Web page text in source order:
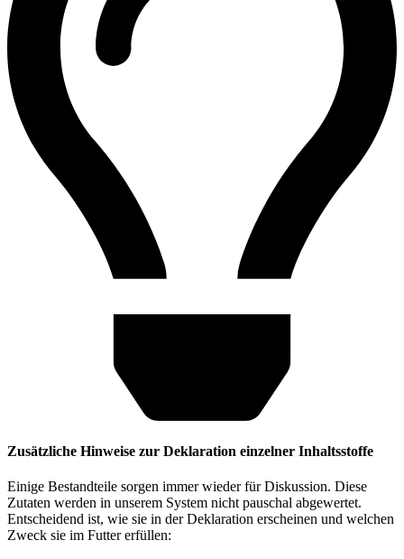
Zusätzliche Hinweise zur Deklaration einzelner Inhaltsstoffe
Einige Bestandteile sorgen immer wieder für Diskussion. Diese
Zutaten werden in unserem System nicht pauschal abgewertet.
Entscheidend ist, wie sie in der Deklaration erscheinen und welchen
Zweck sie im Futter erfüllen: